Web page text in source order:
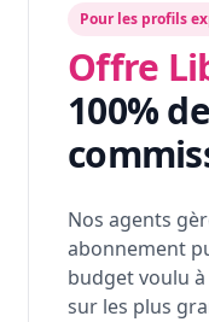
Pour les profils
Offre
100%
Nos agents
abonnement
budget voulu
sur les plus